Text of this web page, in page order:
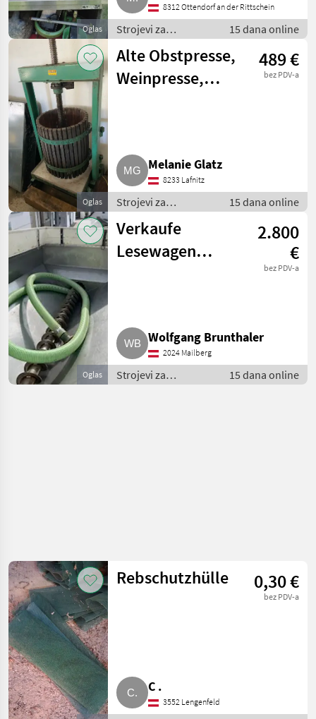
Oglas
8312 Ottendorf an der Rittschein
Strojevi za
vinogradarstvo /
Ostali strojevi za
vinogradarstvo
15 dana online
Oglas
Alte Obstpresse,
Weinpresse,
489 €
bez PDV-a
Melanie Glatz
8233 Lafnitz
Strojevi za
vinogradarstvo /
Ostali strojevi za
vinogradarstvo
15 dana online
Oglas
Verkaufe
Lesewagen
2.800
€
bez PDV-a
Wolfgang Brunthaler
2024 Mailberg
Strojevi za
vinogradarstvo /
15 dana online
Rebschutzhülle 0,30 €
bez PDV-a
C .
3552 Lengenfeld